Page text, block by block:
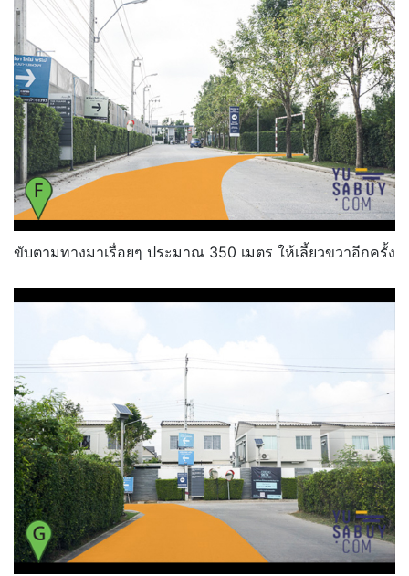
ขับตามทางมาเรื่อยๆ ประมาณ 350 เมตร ให้เลี้ยวขวาอีกครั้ง